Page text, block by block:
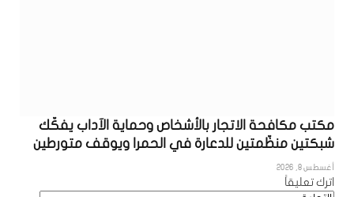
مكتب مكافحة الاتجار بالأشخاص وحماية الآداب يفكّك
شبكتين منظّمتين للدعارة في الحمرا ويوقف متورطين
أغسطس 8, 2026
اترك تعليقاً